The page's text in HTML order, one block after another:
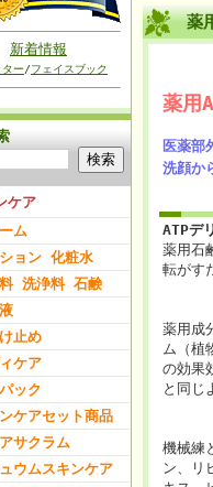
新着情報
ー/フェイスブック
ケア
ム
ョン 化粧水
洗浄料 石鹸
止め
ケア
ック
ケアセット商品
サクラム
ウムスキンケア
薬
薬用
医薬部
洗顔か
ATPデ
薬用石
転がす
薬用成
ム（植
の効果
と同じ
機械練
ン、リ